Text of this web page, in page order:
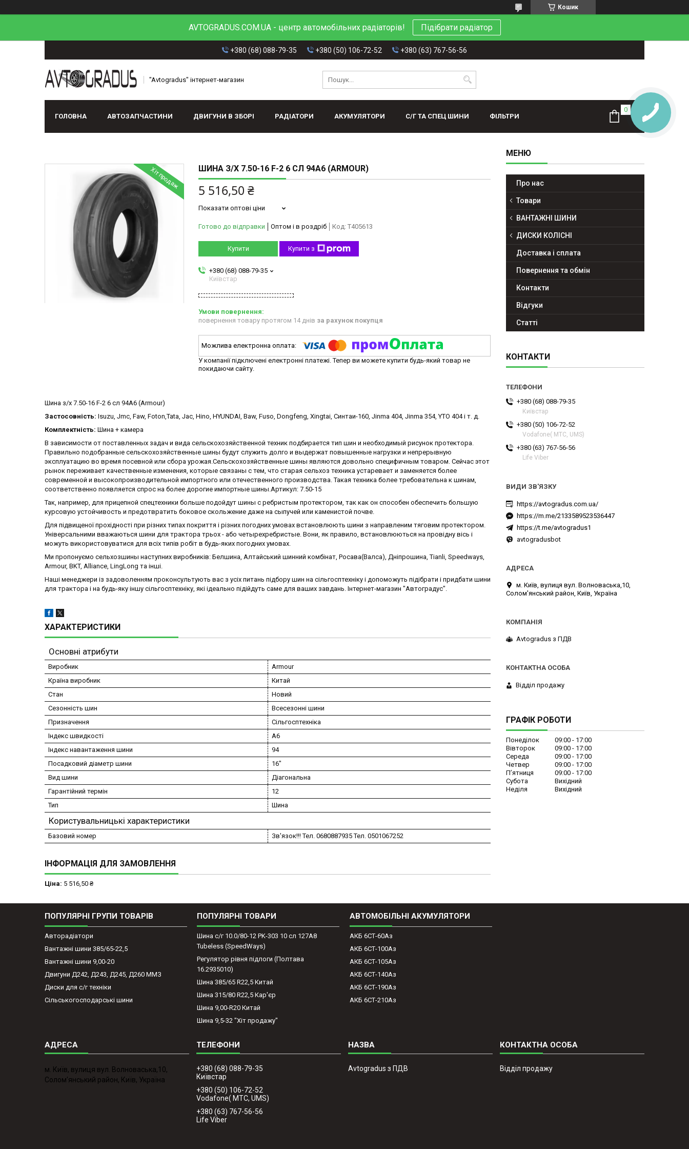
Кошик
AVTOGRADUS.COM.UA - центр автомобільних радіаторів! Підібрати радіатор
+380 (68) 088-79-35 +380 (50) 106-72-52 +380 (63) 767-56-56
"Avtogradus" інтернет-магазин
ГОЛОВНА АВТОЗАПЧАСТИНИ ДВИГУНИ В ЗБОРІ РАДІАТОРИ АКУМУЛЯТОРИ С/Г ТА СПЕЦ ШИНИ ФІЛЬТРИ
Хіт продаж ШИНА З/Х 7.50-16 F-2 6 СЛ 94A6 (ARMOUR)
5 516,50 ₴
Показати оптові ціни
Готово до відправки Оптом і в роздріб Код: T405613
Купити Купити з
+380 (68) 088-79-35
Київстар
повернення товару протягом 14 днів за рахунок покупця
У компанії підключені електронні платежі. Тепер ви можете купити будь-який товар не
покидаючи сайту.
Шина з/х 7.50-16 F-2 6 сл 94A6 (Armour)
Застосовність: Isuzu, Jmc, Faw, Foton,Tata, Jac, Hino, HYUNDAI, Baw, Fuso, Dongfeng, Xingtai, Синтаи-160, Jinma 404, Jinma 354, YTO 404 і т. д.
Комплектність: Шина + камера
В зависимости от поставленных задач и вида сельскохозяйственной техник подбирается тип шин и необходимый рисунок протектора.
Правильно подобранные сельскохозяйственные шины будут служить долго и выдержат повышенные нагрузки и непрерывную
эксплуатацию во время посевной или сбора урожая.Сельскохозяйственные шины являются довольно специфичным товаром. Сейчас этот
рынок переживает качественные изменения, которые связаны с тем, что старая сельхоз техника устаревает и заменяется более
современной и высокопроизводительной импортного или отечественного производства. Такая техника более требовательна к шинам,
соответственно появляется спрос на более дорогие импортные шины.Артикул: 7.50-15
Так, например, для прицепной спецтехники больше подойдут шины с ребристым протектором, так как он способен обеспечить большую
курсовую устойчивость и предотвратить боковое скольжение даже на сыпучей или каменистой почве.
Для підвищеної прохідності при різних типах покриття і різних погодних умовах встановлюють шини з направленим тяговим протектором.
Універсальними вважаються шини для трактора трьох - або четырехребристые. Вони, як правило, встановлюються на провідну вісь і
можуть використовуватися для всіх типів робіт в будь-яких погодних умовах.
Ми пропонуємо сельхозшины наступних виробників: Белшина, Алтайський шинний комбінат, Росава(Валса), Дніпрошина, Tianli, Speedways,
Armour, BKT, Alliance, LingLong та інші.
Наші менеджери із задоволенням проконсультують вас з усіх питань підбору шин на сільгосптехніку і допоможуть підібрати і придбати шини
для трактора і на будь-яку іншу сільгосптехніку, які ідеально підійдуть саме для ваших завдань. Інтернет-магазин "Автоградус".
ХАРАКТЕРИСТИКИ
Основні атрибути
Виробник
Armour
Країна виробник
Китай
Стан
Новий
Сезонність шин
Всесезонні шини
Призначення
Сільгосптехніка
Індекс швидкості
A6
Індекс навантаження шини
94
Посадковий діаметр шини
16"
Вид шини
Діагональна
Гарантійний термін
12
Тип
Шина
Користувальницькі характеристики
Базовий номер Зв'язок!!! Тел. 0680887935 Тел. 0501067252
ІНФОРМАЦІЯ ДЛЯ ЗАМОВЛЕННЯ
Ціна: 5 516,50 ₴
Про нас
Товари
ВАНТАЖНІ ШИНИ
ДИСКИ КОЛІСНІ
Доставка і сплата
Повернення та обмін
Контакти
Відгуки
Статті
КОНТАКТИ
+380 (68) 088-79-35
Київстар
+380 (50) 106-72-52
Vodafone( МТС, UMS)
+380 (63) 767-56-56
Life Viber
https://avtogradus.com.ua/
https://m.me/2133589523536447
https://t.me/avtogradus1
avtogradusbot
м. Київ, вулиця вул. Волноваська,10,
Солом'янський район, Київ, Україна
Avtogradus з ПДВ
Відділ продажу
ГРАФІК РОБОТИ
Понеділок 09:00
17:00
Вівторок
09:00
17:00
Середа
09:00
17:00
Четвер
09:00
17:00
Пʼятниця
09:00
17:00
Субота
Вихідний
Неділя
Вихідний
ПОПУЛЯРНІ ГРУПИ ТОВАРІВ
Авторадіатори
Вантажні шини 385/65-22,5
Вантажні шини 9,00-20
Двигуни Д242, Д243, Д245, Д260 ММЗ
Диски для с/г техніки
Сільськогосподарські шини
ПОПУЛЯРНІ ТОВАРИ
Шина с/г 10.0/80-12 PK-303 10 сл 127A8
Tubeless (SpeedWays)
Регулятор рівня підлоги (Полтава
16.2935010)
Шина 385/65 R22,5 Китай
Шина 315/80 R22,5 Кар'єр
Шина 9,00-R20 Китай
Шина 9,5-32 "Хіт продажу"
АВТОМОБІЛЬНІ АКУМУЛЯТОРИ
АКБ 6СТ-60Аз
АКБ 6СТ-100Аз
АКБ 6СТ-105Аз
АКБ 6СТ-140Аз
АКБ 6СТ-190Аз
АКБ 6СТ-210Аз
м. Київ, вулиця вул. Волноваська,10,
Солом'янський район, Київ, Україна
+380 (68) 088-79-35
Київстар
+380 (50) 106-72-52
Vodafone( МТС, UMS)
+380 (63) 767-56-56
Life Viber
Avtogradus з ПДВ Відділ продажу